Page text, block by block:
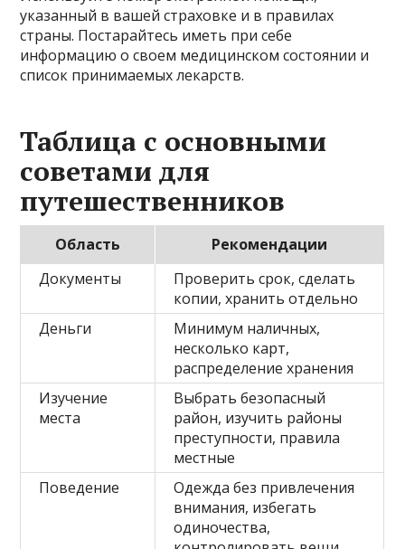
указанный в вашей страховке и в правилах
страны. Постарайтесь иметь при себе
информацию о своем медицинском состоянии и
список принимаемых лекарств.
Таблица с основными
советами для
путешественников
Область
Рекомендации
Документы
Проверить срок, сделать
копии, хранить отдельно
Деньги
Минимум наличных,
несколько карт,
распределение хранения
Изучение
места
Выбрать безопасный
район, изучить районы
преступности, правила
местные
Поведение
Одежда без привлечения
внимания, избегать
одиночества,